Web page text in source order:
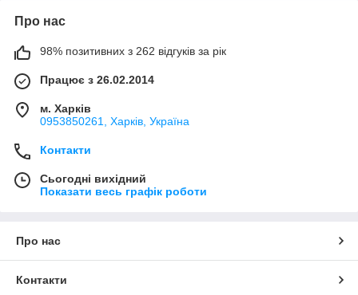
Про нас
98% позитивних з 262 відгуків за рік
Працює з 26.02.2014
м. Харків
0953850261, Харків, Україна
Контакти
Сьогодні вихідний
Показати весь графік роботи
Про нас
Контакти